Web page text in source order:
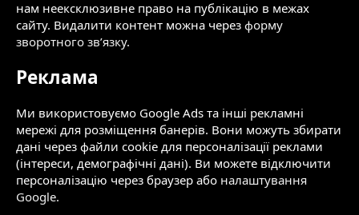
нам неексклюзивне право на публікацію в межах
сайту. Видалити контент можна через форму
зворотного зв’язку.
Реклама
Ми використовуємо Google Ads та інші рекламні
мережі для розміщення банерів. Вони можуть збирати
дані через файли cookie для персоналізації реклами
(інтереси, демографічні дані). Ви можете відключити
персоналізацію через браузер або налаштування
Google.